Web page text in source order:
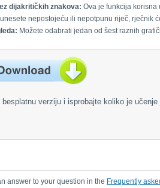
dijakritičkih znakova: Ova je funkcija korisna
nepostojeću ili nepotpunu riječ, rječnik
Možete odabrati jedan od šest raznih
besplatnu verziju i isprobajte koliko je učenje
answer to your question in the Frequently